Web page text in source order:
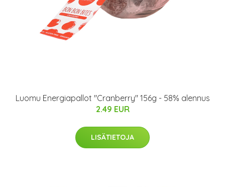
Luomu Energiapallot "Cranberry" 156g - 58% alennus
2.49 EUR
LISÄTIETOJA